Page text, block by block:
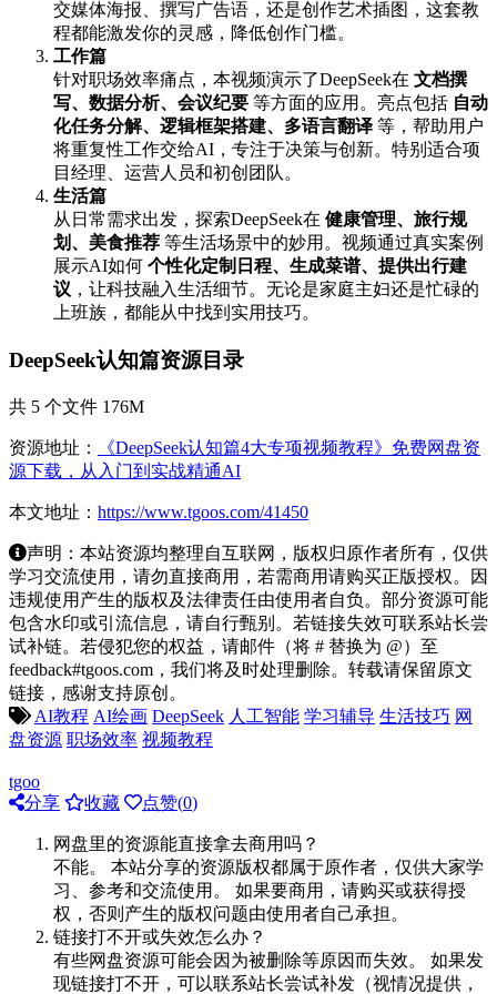
交媒体海报、撰写广告语，还是创作艺术插图，这套教
程都能激发你的灵感，降低创作门槛。
工作篇
针对职场效率痛点，本视频演示了DeepSeek在 文档撰
写、数据分析、会议纪要 等方面的应用。亮点包括 自动
化任务分解、逻辑框架搭建、多语言翻译 等，帮助用户
将重复性工作交给AI，专注于决策与创新。特别适合项
目经理、运营人员和初创团队。
生活篇
从日常需求出发，探索DeepSeek在 健康管理、旅行规
划、美食推荐 等生活场景中的妙用。视频通过真实案例
展示AI如何 个性化定制日程、生成菜谱、提供出行建
议 ，让科技融入生活细节。无论是家庭主妇还是忙碌的
上班族，都能从中找到实用技巧。
DeepSeek认知篇资源目录
共 5 个文件 176M
资源地址：
《DeepSeek认知篇4大专项视频教程》免费网盘资
源下载，从入门到实战精通AI
本文地址： https://www.tgoos.com/41450
声明：本站资源均整理自互联网，版权归原作者所有，仅供
学习交流使用，请勿直接商用，若需商用请购买正版授权。因
违规使用产生的版权及法律责任由使用者自负。部分资源可能
包含水印或引流信息，请自行甄别。若链接失效可联系站长尝
试补链。若侵犯您的权益，请邮件（将 # 替换为 @）至
feedback#tgoos.com，我们将及时处理删除。转载请保留原文
链接，感谢支持原创。
AI教程 AI绘画 DeepSeek 人工智能 学习辅导 生活技巧 网
盘资源 职场效率 视频教程
tgoo
分享
收藏 点赞(0)
网盘里的资源能直接拿去商用吗？
不能。 本站分享的资源版权都属于原作者，仅供大家学
习、参考和交流使用。 如果要商用，请购买或获得授
权，否则产生的版权问题由使用者自己承担。
链接打不开或失效怎么办？
有些网盘资源可能会因为被删除等原因而失效。 如果发
现链接打不开，可以联系站长尝试补发（视情况提供，